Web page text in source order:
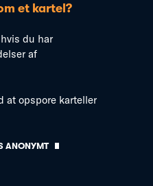
et kartel?
du har
af
at opspore karteller
ANONYMT